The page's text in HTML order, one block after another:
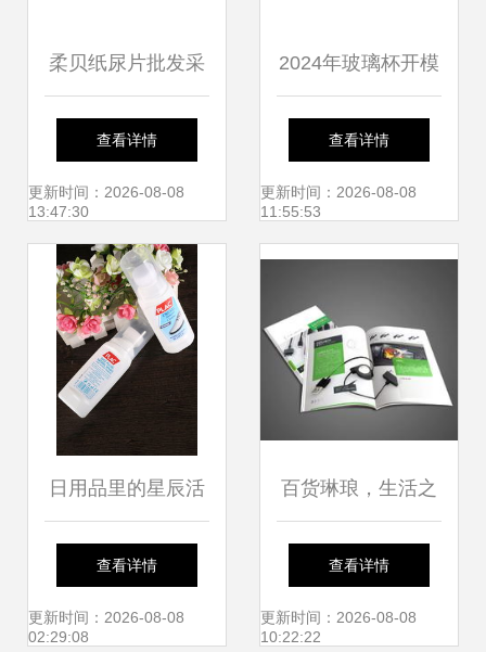
柔贝纸尿片批发采
购指南 价格与厂家
信息一网打尽
查看详情
更新时间：2026-08-08
13:47:30
2024年玻璃杯开模
定制与批发采购全
攻略 选对厂家，价
格透明，助力日用
百货商机
查看详情
更新时间：2026-08-08
11:55:53
日用品里的星辰活
力——活力之家的
好物发现
查看详情
更新时间：2026-08-08
02:29:08
百货琳琅，生活之
美 —— 日用百货
选购指南
查看详情
更新时间：2026-08-08
10:22:22